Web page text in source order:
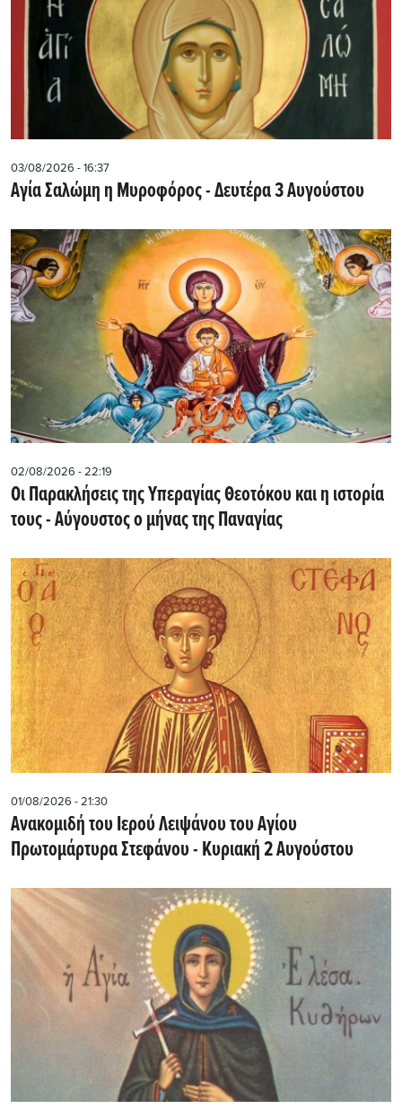
03/08/2026 - 16:37
Αγία Σαλώμη η Μυροφόρος - Δευτέρα 3 Αυγούστου
02/08/2026 - 22:19
Οι Παρακλήσεις της Υπεραγίας Θεοτόκου και η ιστορία
τους - Aύγουστος ο μήνας της Παναγίας
01/08/2026 - 21:30
Ανακομιδή του Ιερού Λειψάνου του Αγίου
Πρωτομάρτυρα Στεφάνου - Κυριακή 2 Αυγούστου